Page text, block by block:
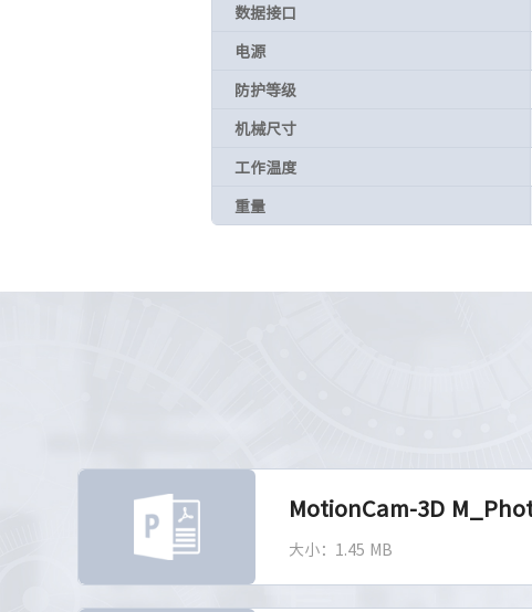
数据接口
电源
防护等级
机械尺寸
工作温度
重量
MotionCam-3D
大小：1.45 MB